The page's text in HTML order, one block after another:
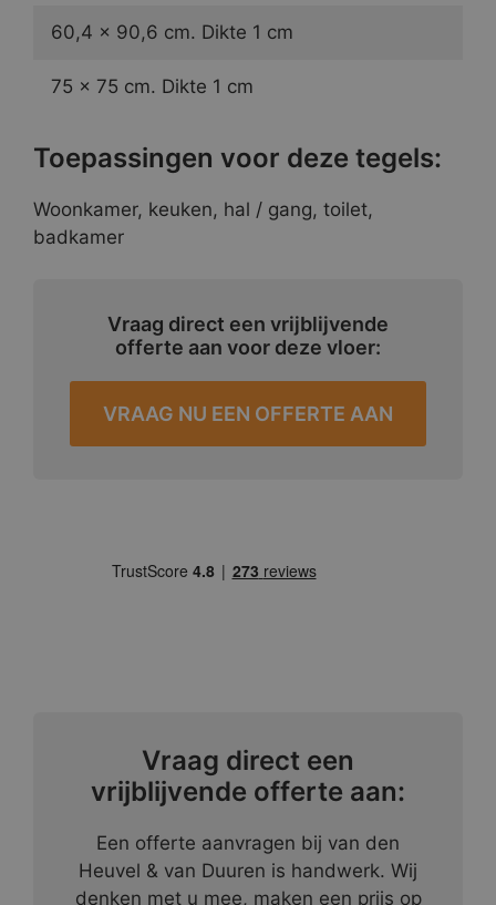
60,4 x 90,6 cm. Dikte 1 cm
75 x 75 cm. Dikte 1 cm
Toepassingen voor deze tegels:
Woonkamer, keuken, hal / gang, toilet,
badkamer
Vraag direct een vrijblijvende
offerte aan voor deze vloer:
VRAAG NU EEN OFFERTE AAN
Vraag direct een
vrijblijvende offerte aan:
Een offerte aanvragen bij van den
Heuvel & van Duuren is handwerk. Wij
denken met u mee, maken een prijs op